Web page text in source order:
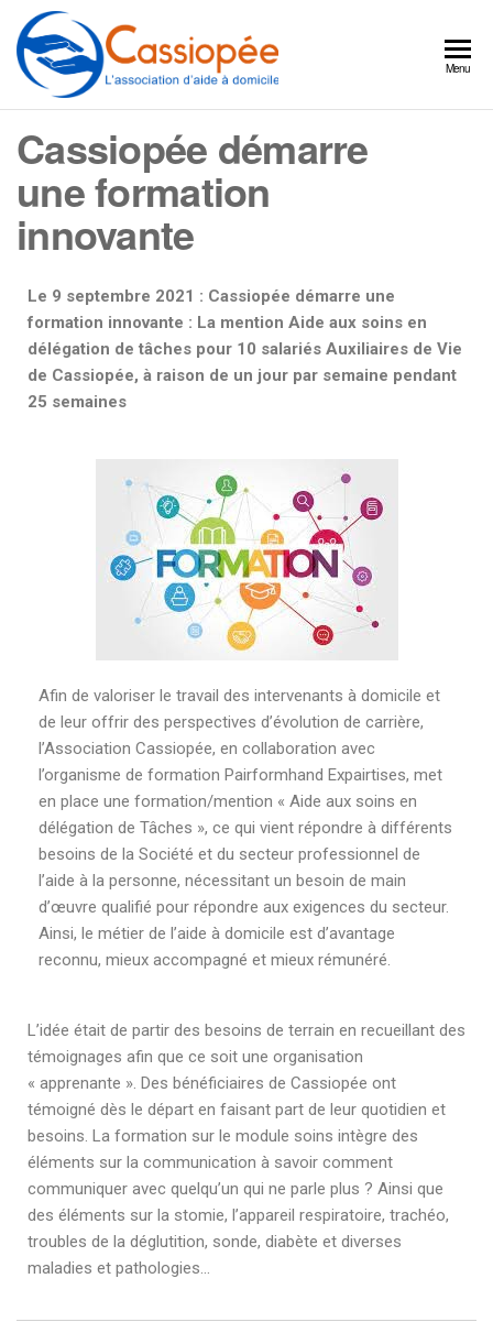
Cassiopée
l'association
d'aide à
domicile
quotidien
pour
continuer
Menu
Cassiopée démarre
une formation
innovante
Le 9 septembre 2021 : Cassiopée démarre une
formation innovante : La mention Aide aux soins en
délégation de tâches pour 10 salariés Auxiliaires de Vie
de Cassiopée, à raison de un jour par semaine pendant
25 semaines
Afin de valoriser le travail des intervenants à domicile et
de leur offrir des perspectives d’évolution de carrière,
l’Association Cassiopée, en collaboration avec
l’organisme de formation Pairformhand Expairtises, met
en place une formation/mention « Aide aux soins en
délégation de Tâches », ce qui vient répondre à différents
besoins de la Société et du secteur professionnel de
l’aide à la personne, nécessitant un besoin de main
d’œuvre qualifié pour répondre aux exigences du secteur.
Ainsi, le métier de l’aide à domicile est d’avantage
reconnu, mieux accompagné et mieux rémunéré.
L’idée était de partir des besoins de terrain en recueillant des
témoignages afin que ce soit une organisation
« apprenante ». Des bénéficiaires de Cassiopée ont
témoigné dès le départ en faisant part de leur quotidien et
besoins. La formation sur le module soins intègre des
éléments sur la communication à savoir comment
communiquer avec quelqu’un qui ne parle plus ? Ainsi que
des éléments sur la stomie, l’appareil respiratoire, trachéo,
troubles de la déglutition, sonde, diabète et diverses
maladies et pathologies…